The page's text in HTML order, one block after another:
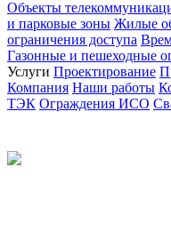
Объекты
и парковые зоны Жилые
ограничения доступа
Газонные и пешеходные
Услуги Проектирование
Компания Наши работы
ТЭК Ограждения ИСО